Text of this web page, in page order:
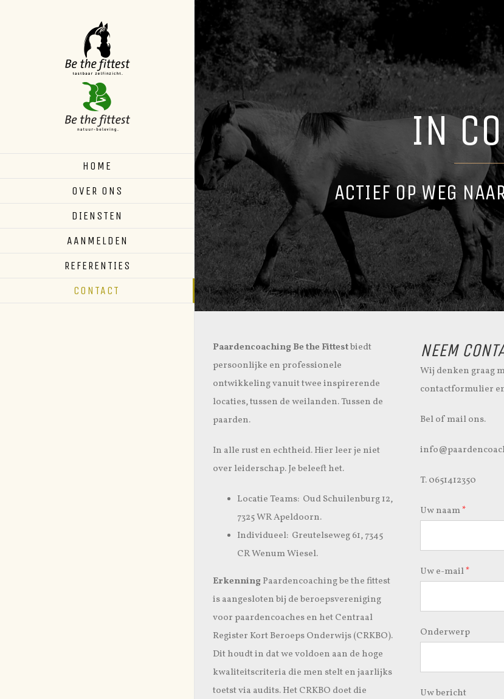
HOME
OVER ONS
DIENSTEN
AANMELDEN
REFERENTIES
CONTACT
IN
ACTIEF OP WEG
Paardencoaching Be the Fittestbiedt
persoonlijke en professionele
ontwikkeling vanuit twee inspirerende
locaties, tussen de weilanden. Tussen de
paarden.
In alle rust en echtheid. Hier leer je niet
over leiderschap. Je beleeft het.
Locatie Teams: Oud Schuilenburg 12,
7325 WR Apeldoorn.
Individueel: Greutelseweg 61, 7345
CR Wenum Wiesel.
ErkenningPaardencoaching be the fittest
is aangesloten bij de beroepsvereniging
voor paardencoaches en het Centraal
Register Kort Beroeps Onderwijs (CRKBO).
Dit houdt in dat we voldoen aan de hoge
kwaliteitscriteria die men stelt en jaarlijks
toetst via audits. Het CRKBO doet die
NEEM
Wij denken graag
contactformulier
Bel of mail ons.
T. 0651412350
Uw naam*
Uw e-mail*
Onderwerp
Uw bericht